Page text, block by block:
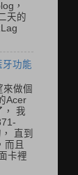
，
天的
牙功能
來做個
Acer
， 我
直到
而且
卡裡